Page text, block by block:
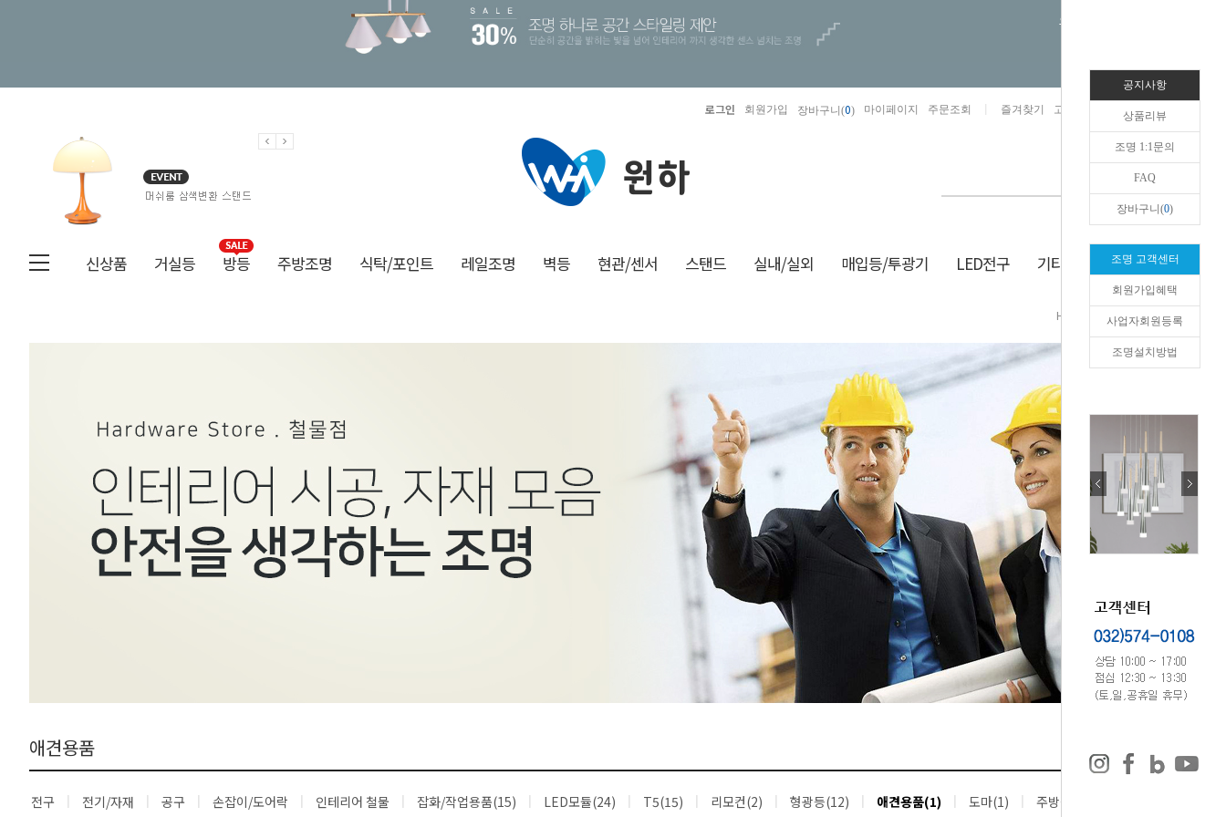
오늘하루 열지않음
로그인 회원가입 장바구니(0) 마이페이지 주문조회 즐겨찾기 고객센터 카카오톡채널/상담
신상품 거실등 방등 주방조명 식탁/포인트 레일조명 벽등 현관/센서 스탠드 실내/실외 매입등/투광기 LED전구 기타/잡화 생활/건강
HOME 기타/잡화>애견용품
애견용품
전구 전기/자재 공구 손잡이/도어락 인테리어 철물 잡화/작업용품(15) LED모듈(24) T5(15) 리모컨(2) 형광등(12) 애견용품(1) 도마(1) 주방잡화(2)
공지사항
상품리뷰
조명 1:1문의
FAQ
장바구니(0)
조명 고객센터
회원가입혜택
사업자회원등록
조명설치방법